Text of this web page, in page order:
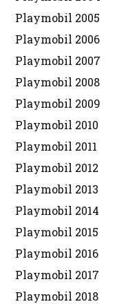
Playmobil 2005
Playmobil 2006
Playmobil 2007
Playmobil 2008
Playmobil 2009
Playmobil 2010
Playmobil 2011
Playmobil 2012
Playmobil 2013
Playmobil 2014
Playmobil 2015
Playmobil 2016
Playmobil 2017
Playmobil 2018